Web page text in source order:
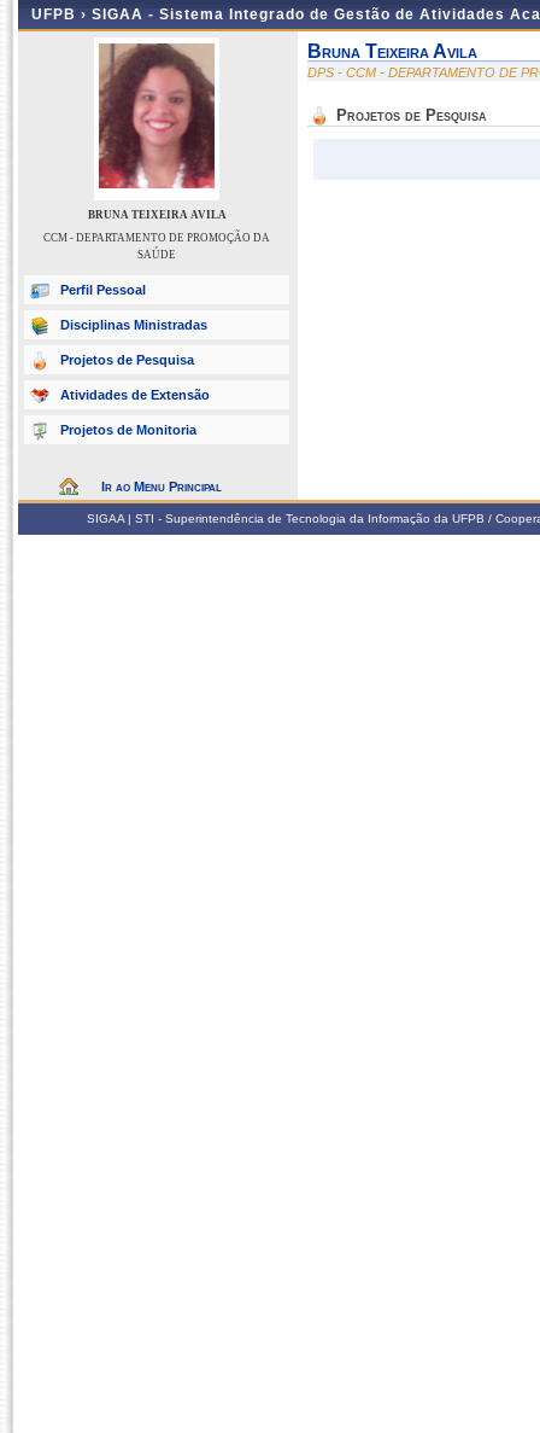
UFPB › SIGAA - Sistema Integrado de Gestão de Atividades
BRUNA TEIXEIRA AVILA
CCM - DEPARTAMENTO DE PROMOÇÃO DA
SAÚDE
Perfil Pessoal
Disciplinas Ministradas
Projetos de Pesquisa
Atividades de Extensão
Projetos de Monitoria
Ir ao Menu Principal
Bruna Teixeira Avila
DPS - CCM - DEPARTAMENTO DE
Projetos de Pesquisa
SIGAA | STI - Superintendência de Tecnologia da Informação da UFPB /